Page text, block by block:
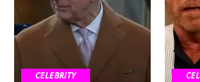
CELEBRITY